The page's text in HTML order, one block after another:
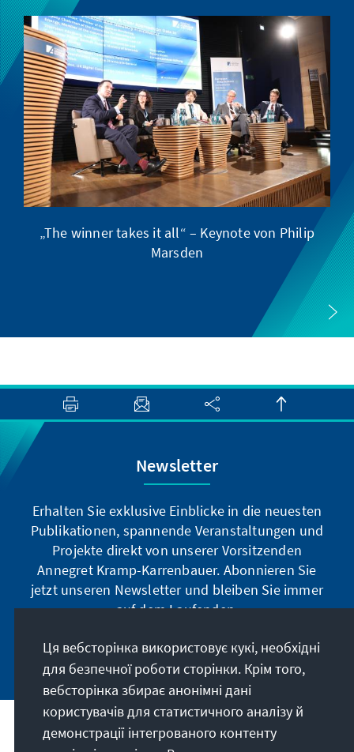
„The winner takes it all“ – Keynote von Philip
Marsden
Newsletter
Erhalten Sie exklusive Einblicke in die neuesten
Publikationen, spannende Veranstaltungen und
Projekte direkt von unserer Vorsitzenden
Annegret Kramp-Karrenbauer. Abonnieren Sie
jetzt unseren Newsletter und bleiben Sie immer
auf dem Laufenden.
Jetzt abonnieren
Наше покликання
Ця вебсторінка використовує кукі, необхідні
для безпечної роботи сторінки. Крім того,
вебсторінка збирає анонімні дані
користувачів для статистичного аналізу й
демонстрації інтегрованого контенту